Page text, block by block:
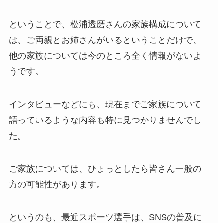
ということで、松浦透磨さんの家族構成について
は、ご両親とお姉さんがいるということだけで、
他の家族については今のところ全く情報がないよ
うです。
インタビューなどにも、現在までご家族について
語っているような内容も特に見つかりませんでし
た。
ご家族については、ひょっとしたら皆さん一般の
方の可能性があります。
というのも、最近スポーツ選手は、SNSの普及に